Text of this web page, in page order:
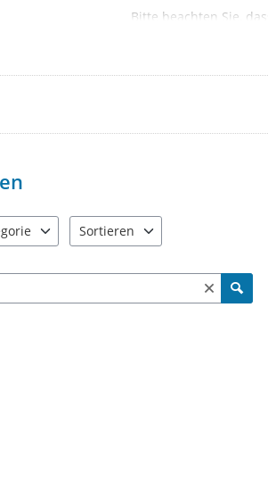
Bitte beachten Sie,
nicht über den
Sortieren
und Kommentaren